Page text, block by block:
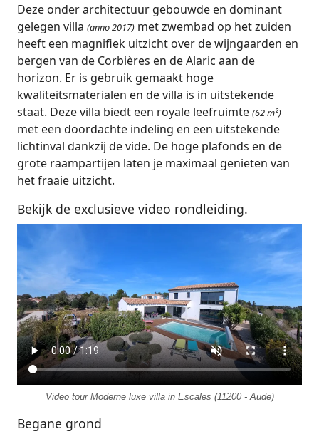
Deze onder architectuur gebouwde en dominant
gelegen villa (anno 2017) met zwembad op het zuiden
heeft een magnifiek uitzicht over de wijngaarden en
bergen van de Corbières en de Alaric aan de
horizon. Er is gebruik gemaakt hoge
kwaliteitsmaterialen en de villa is in uitstekende
staat. Deze villa biedt een royale leefruimte (62 m²)
met een doordachte indeling en een uitstekende
lichtinval dankzij de vide. De hoge plafonds en de
grote raampartijen laten je maximaal genieten van
het fraaie uitzicht.
Bekijk de exclusieve video rondleiding.
Video tour Moderne luxe villa in Escales (11200 - Aude)
Begane grond